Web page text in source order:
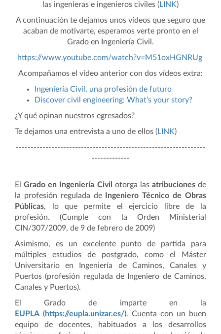
las ingenieras e ingenieros civiles (LINK)
A continuación te dejamos unos vídeos que seguro que
acaban de motivarte, esperamos verte pronto en el
Grado en Ingeniería Civil.
https://www.youtube.com/watch?v=M51oxHGNRUg
Acompañamos el vídeo anterior con dos vídeos extra:
Ingeniería Civil, una profesión de futuro
Discover civil engineering: What’s your story?
¿Y qué opinan nuestros egresados?
Te dejamos una entrevista a uno de ellos (LINK)
----------------------------------------------------------------
-------------
ElGrado en Ingeniería Civil otorga las atribuciones de
la profesión regulada de
Ingeniero Técnico de Obras
Públicas, lo que permite el ejercicio libre de la
profesión. (Cumple con la Orden Ministerial
CIN/307/2009, de 9 de febrero de 2009)
Asimismo, es un excelente punto de partida para
múltiples estudios de postgrado, como el Máster
Universitario en Ingeniería de Caminos, Canales y
Puertos (profesión regulada de Ingeniero de Caminos,
Canales y Puertos).
El Grado de imparte en la
EUPLA (https://eupla.unizar.es/). Cuenta con un buen
equipo de docentes, habituados a los desarrollos